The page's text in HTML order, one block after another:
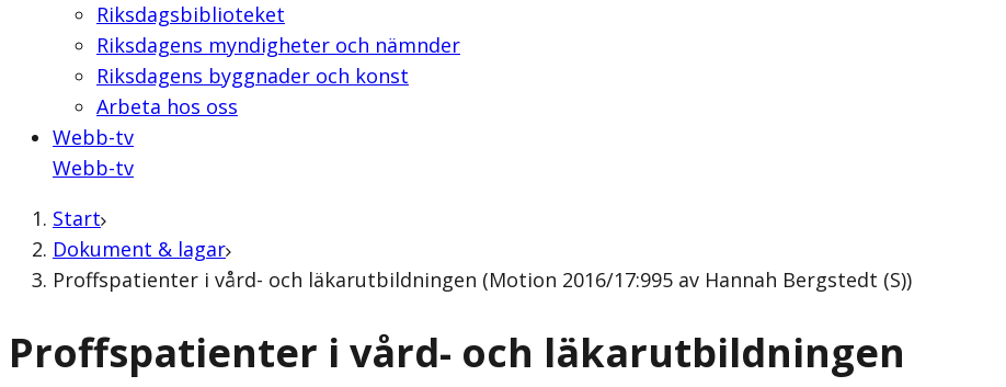
Riksdagsbiblioteket
Riksdagens myndigheter och nämnder
Riksdagens byggnader och konst
Arbeta hos oss
Webb-tv
Webb-tv
Start
Dokument & lagar
Proffspatienter i vård- och läkarutbildningen (Motion 2016/17:995 av Hannah Bergstedt (S))
Proffspatienter i vård- och läkarutbildningen